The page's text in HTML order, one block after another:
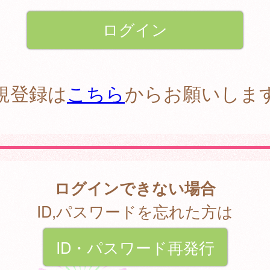
登録はこちらからお願いしま
ログインできない場合
ID,パスワードを忘れた方は
ID・パスワード再発行